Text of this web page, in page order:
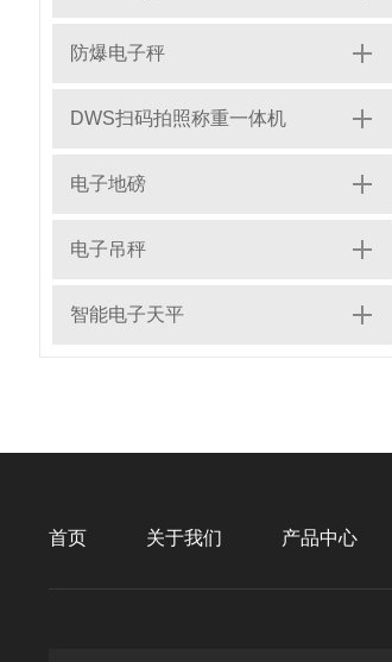
防爆电子秤
DWS扫码拍照称重一体机
电子地磅
电子吊秤
智能电子天平
首页 关于我们 产品中心